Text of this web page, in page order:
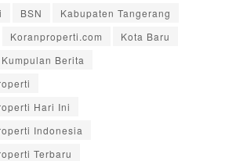
BSN
Kabupaten Tangerang
Koranproperti.com
Kota Baru
Kumpulan Berita
Hari Ini
Indonesia
Terbaru